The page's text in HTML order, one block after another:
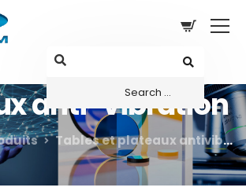
anti-vibration
Tables et plateaux antivibratoires